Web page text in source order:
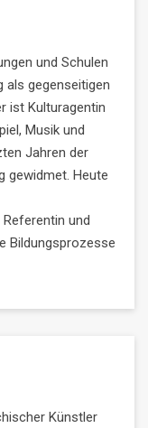
und Schulen
als gegenseitigen
ist Kulturagentin
Musik und
Jahren der
gewidmet. Heute
und
Bildungsprozesse
Künstler